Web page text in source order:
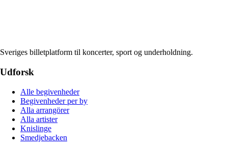
Sveriges billetplatform til koncerter, sport og underholdning.
Udforsk
Alle begivenheder
Begivenheder per by
Alla arrangörer
Alla artister
Knislinge
Smedjebacken